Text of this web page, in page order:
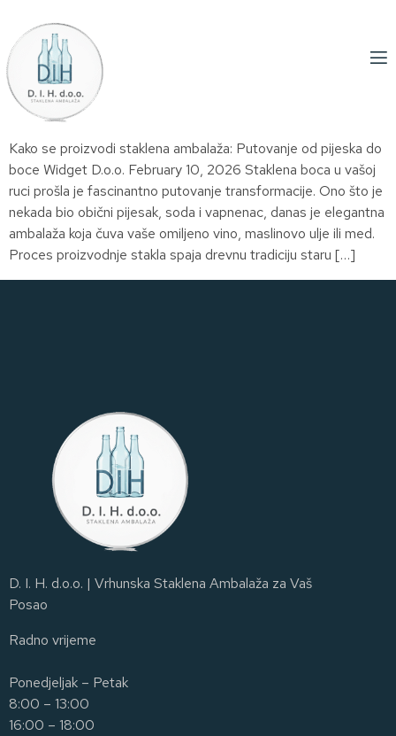
Kako se proizvodi staklena ambalaža: Putovanje od pijeska do
boce Widget D.o.o. February 10, 2026 Staklena boca u vašoj
ruci prošla je fascinantno putovanje transformacije. Ono što je
nekada bio obični pijesak, soda i vapnenac, danas je elegantna
ambalaža koja čuva vaše omiljeno vino, maslinovo ulje ili med.
Proces proizvodnje stakla spaja drevnu tradiciju staru […]
D. I. H. d.o.o. | Vrhunska Staklena Ambalaža za Vaš
Posao
Radno vrijeme
Ponedjeljak – Petak
8:00 – 13:00
16:00 – 18:00